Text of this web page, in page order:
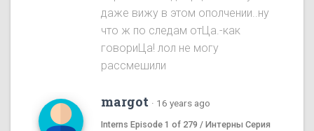
даже вижу в этом ополчении..ну
что ж по следам отЦа.-как
говориЦа! лол не могу
рассмешили
margot · 16 years ago
Interns Episode 1 of 279 / Интерны Серия